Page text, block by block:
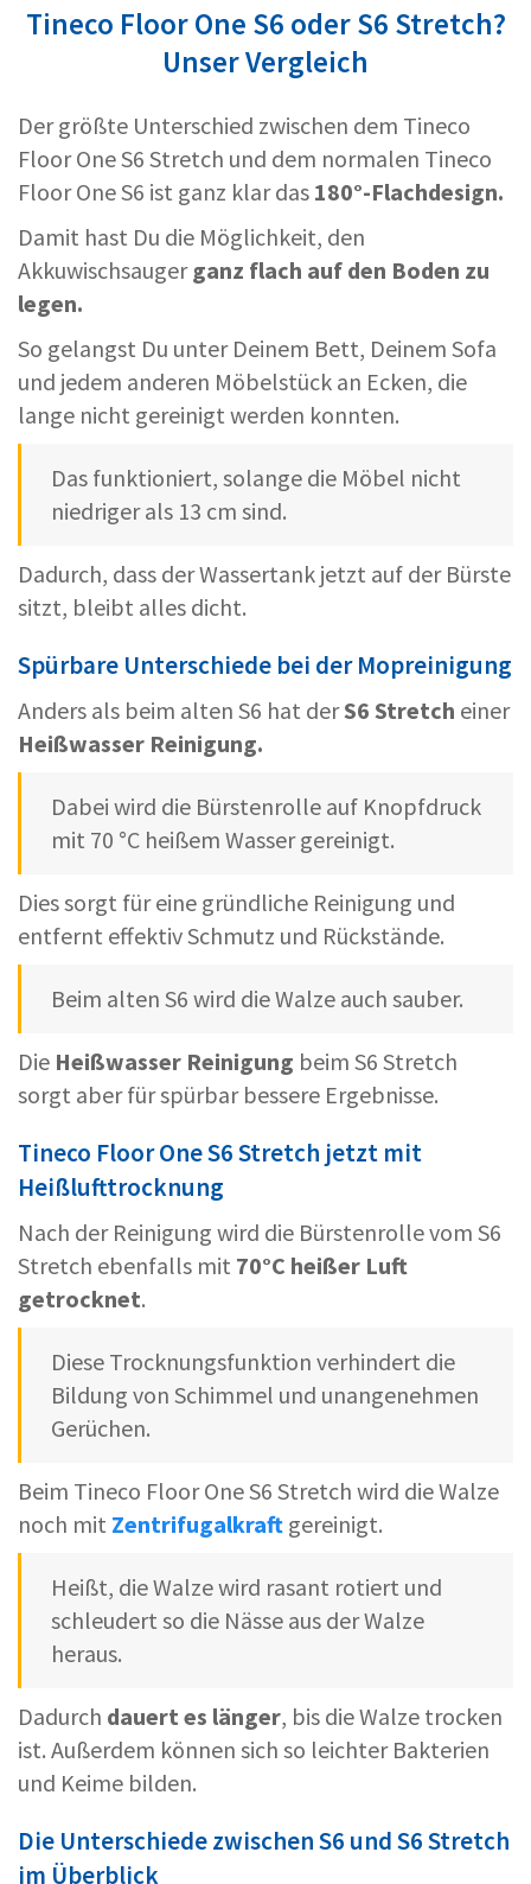
Tineco Floor One S6 oder S6 Stretch?
Unser Vergleich
Der größte Unterschied zwischen dem Tineco
Floor One S6 Stretch und dem normalen Tineco
Floor One S6 ist ganz klar das 180°-Flachdesign.
Damit hast Du die Möglichkeit, den
Akkuwischsauger ganz flach auf den Boden zu
legen.
So gelangst Du unter Deinem Bett, Deinem Sofa
und jedem anderen Möbelstück an Ecken, die
lange nicht gereinigt werden konnten.
Das funktioniert, solange die Möbel nicht
niedriger als 13 cm sind.
Dadurch, dass der Wassertank jetzt auf der Bürste
sitzt, bleibt alles dicht.
Spürbare Unterschiede bei der Mopreinigung
Anders als beim alten S6 hat derS6 Stretch einer
Heißwasser Reinigung.
Dabei wird die Bürstenrolle auf Knopfdruck
mit 70 °C heißem Wasser gereinigt.
Dies sorgt für eine gründliche Reinigung und
entfernt effektiv Schmutz und Rückstände.
Beim alten S6 wird die Walze auch sauber.
Die Heißwasser Reinigung beim S6 Stretch
sorgt aber für spürbar bessere Ergebnisse.
Tineco Floor One S6 Stretch jetzt mit
Heißlufttrocknung
Nach der Reinigung wird die Bürstenrolle vom S6
Stretch ebenfalls mit 70°C heißer Luft
getrocknet.
Diese Trocknungsfunktion verhindert die
Bildung von Schimmel und unangenehmen
Gerüchen.
Beim Tineco Floor One S6 Stretch wird die Walze
noch mit Zentrifugalkraft gereinigt.
Heißt, die Walze wird rasant rotiert und
schleudert so die Nässe aus der Walze
heraus.
Dadurch dauert es länger, bis die Walze trocken
ist. Außerdem können sich so leichter Bakterien
und Keime bilden.
Die Unterschiede zwischen S6 und S6 Stretch
im Überblick